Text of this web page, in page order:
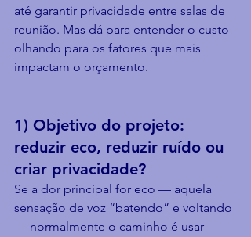
até garantir privacidade entre salas de
reunião. Mas dá para entender o custo
olhando para os fatores que mais
impactam o orçamento.
1) Objetivo do projeto:
reduzir eco, reduzir ruído ou
criar privacidade?
Se a dor principal for eco — aquela
sensação de voz “batendo” e voltando
— normalmente o caminho é usar